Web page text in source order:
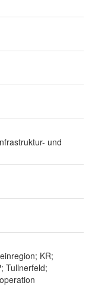
und
KR;
Tullnerfeld;